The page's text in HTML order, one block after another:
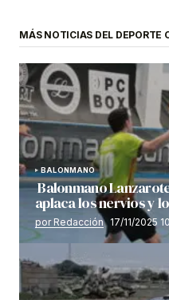
MÁS NOTICIAS DEL DEPORTE
BALONMANO
Balonmano
aplaca los nervios y
por Redacción 17/11/2025